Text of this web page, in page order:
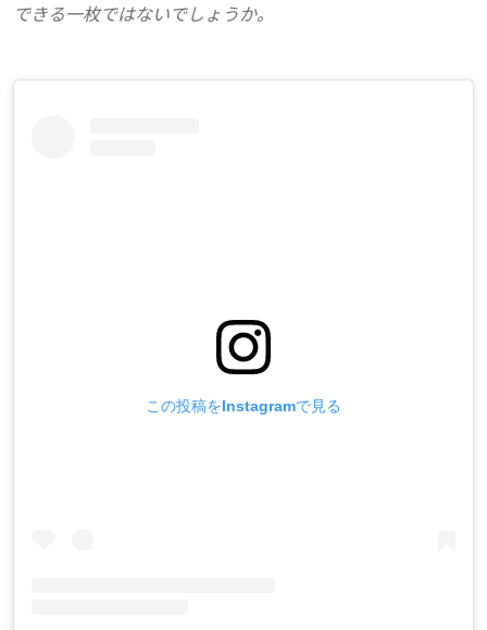
できる一枚ではないでしょうか。
この投稿をInstagramで見る